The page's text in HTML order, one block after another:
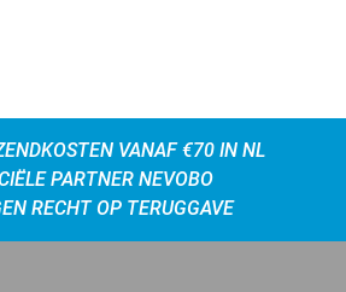
VANAF €70 IN NL
PARTNER NEVOBO
RECHT OP TERUGGAVE